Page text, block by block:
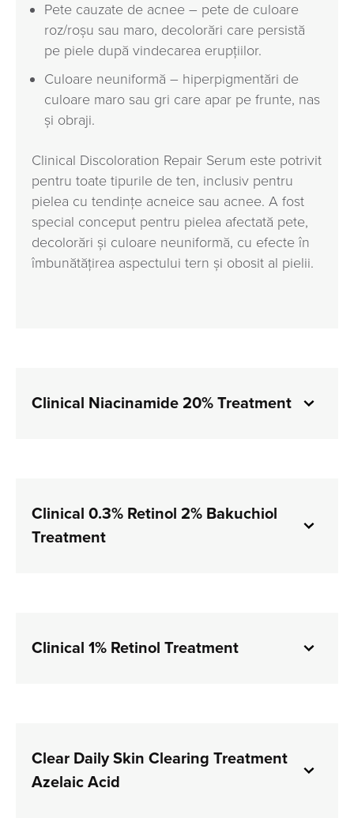
Pete cauzate de acnee – pete de culoare
roz/roșu sau maro, decolorări care persistă
pe piele după vindecarea erupțiilor.
Culoare neuniformă – hiperpigmentări de
culoare maro sau gri care apar pe frunte, nas
și obraji.
Clinical Discoloration Repair Serum este potrivit
pentru toate tipurile de ten, inclusiv pentru
pielea cu tendinţe acneice sau acnee. A fost
special conceput pentru pielea afectată pete,
decolorări și culoare neuniformă, cu efecte în
îmbunătățirea aspectului tern și obosit al pielii.
Clinical Niacinamide 20% Treatment
Clinical 0.3% Retinol 2% Bakuchiol
Treatment
Clinical 1% Retinol Treatment
Clear Daily Skin Clearing Treatment
Azelaic Acid